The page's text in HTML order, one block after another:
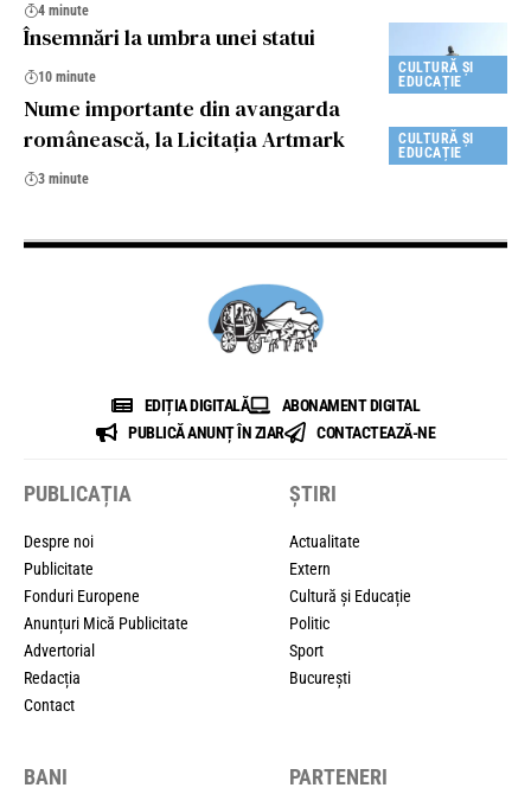
4 minute
CULTURĂ ȘI
EDUCAȚIE
Însemnări la umbra unei statui
10 minute
CULTURĂ ȘI
EDUCAȚIE
Nume importante din avangarda
românească, la Licitaţia Artmark
3 minute
EDIȚIA DIGITALĂ
ABONAMENT DIGITAL
PUBLICĂ ANUNȚ ÎN ZIAR
CONTACTEAZĂ-NE
PUBLICAȚIA
Despre noi
Publicitate
Fonduri Europene
Anunțuri Mică Publicitate
Advertorial
Redacția
Contact
ȘTIRI
Actualitate
Extern
Cultură și Educație
Politic
Sport
București
BANI PARTENERI